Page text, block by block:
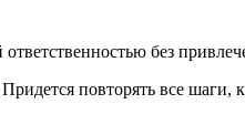
без
повторять все шаги,